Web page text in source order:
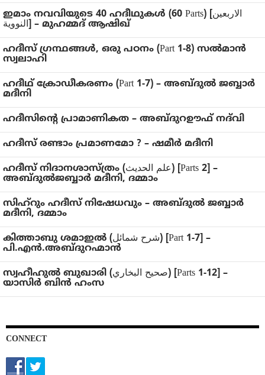
ഇമാം നവവിയുടെ 40 ഹദീഥുകൾ (60 Parts) [الاربعين
النووية] – മുഹമ്മദ് ആഷിഖ്
ഹദീസ് ഗ്രന്ഥങ്ങൾ, ഒരു പഠനം (Part 1-8) സൽമാൻ
സ്വലാഹി
ഹദീഥ്‌ ക്രോഡീകരണം (Part 1-7) – അബ്ദുൽ ജബ്ബാർ
മദീനി
ഹദീസിന്റെ പ്രാമാണികത – അബ്ദുറഊഫ് നദ്‍വി
ഹദീസ് രണ്ടാം പ്രമാണമോ ? – ഷമീര്‍ മദീനി
ഹദീസ് നിദാനശാസ്ത്രം (علم الحديث) [Parts 2] –
അബ്ദുല്‍ജബ്ബാര്‍ മദീനി, ദമ്മാം
സിഹ്റും ഹദീസ് നിഷേധവും – അബ്ദുല്‍ ജബ്ബാര്‍
മദീനി, ദമ്മാം
കിത്താബു ശമാഇല്‍ (شرح شمائل) [Part 1-7] –
പി.എന്‍.അബ്ദുറഹ്മാന്‍
സ്വഹീഹുല്‍ ബുഖാരി (صحيح البخاري) [Parts 1-12] –
യാസിര്‍ ബിന്‍ ഹംസ
CONNECT